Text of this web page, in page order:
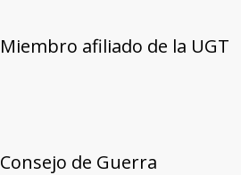
Miembro afiliado de la UGT
Consejo de Guerra